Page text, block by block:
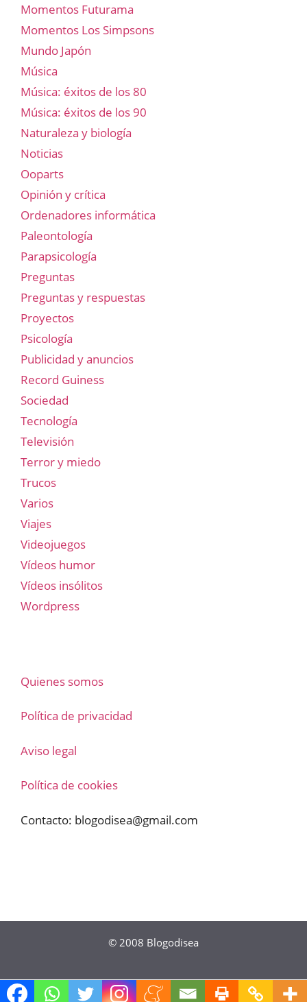
Momentos Futurama
Momentos Los Simpsons
Mundo Japón
Música
Música: éxitos de los 80
Música: éxitos de los 90
Naturaleza y biología
Noticias
Ooparts
Opinión y crítica
Ordenadores informática
Paleontología
Parapsicología
Preguntas
Preguntas y respuestas
Proyectos
Psicología
Publicidad y anuncios
Record Guiness
Sociedad
Tecnología
Televisión
Terror y miedo
Trucos
Varios
Viajes
Videojuegos
Vídeos humor
Vídeos insólitos
Wordpress
Quienes somos
Política de privacidad
Aviso legal
Política de cookies
Contacto: blogodisea@gmail.com
© 2008 Blogodisea